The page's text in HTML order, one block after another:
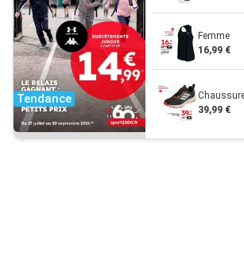
Tendance
Femme
16,99 €
39,99 €